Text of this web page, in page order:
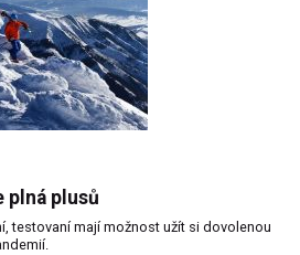
plná plusů
testovaní mají možnost užít si dovolenou